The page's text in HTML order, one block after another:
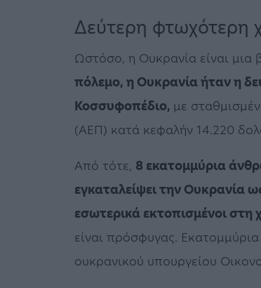
Δεύτερη φτωχότερη
Ωστόσο, η Ουκρανία είναι μια
πόλεμο, η Ουκρανία ήταν η
Κοσσυφοπέδιο, με
(ΑΕΠ) κατά κεφαλήν 14.220
Από τότε, 8 εκατομμύρια
εγκαταλείψει την Ουκρανία
εσωτερικά εκτοπισμένοι στη
είναι πρόσφυγας.
ουκρανικού υπουργείου